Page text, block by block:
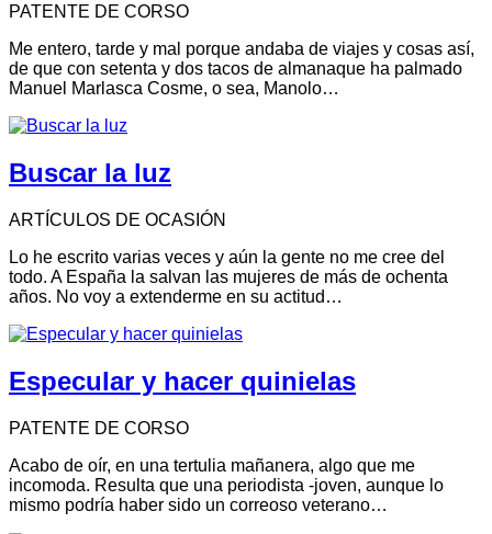
PATENTE DE CORSO
Me entero, tarde y mal porque andaba de viajes y cosas así,
de que con setenta y dos tacos de almanaque ha palmado
Manuel Marlasca Cosme, o sea, Manolo…
Buscar la luz
ARTÍCULOS DE OCASIÓN
Lo he escrito varias veces y aún la gente no me cree del
todo. A España la salvan las mujeres de más de ochenta
años. No voy a extenderme en su actitud…
Especular y hacer quinielas
PATENTE DE CORSO
Acabo de oír, en una tertulia mañanera, algo que me
incomoda. Resulta que una periodista -joven, aunque lo
mismo podría haber sido un correoso veterano…